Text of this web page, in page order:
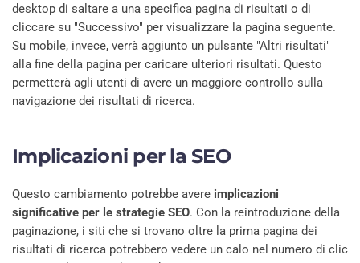
desktop di saltare a una specifica pagina di risultati o di
cliccare su "Successivo" per visualizzare la pagina seguente.
Su mobile, invece, verrà aggiunto un pulsante "Altri risultati"
alla fine della pagina per caricare ulteriori risultati. Questo
permetterà agli utenti di avere un maggiore controllo sulla
navigazione dei risultati di ricerca.
Implicazioni per la SEO
Questo cambiamento potrebbe avere implicazioni
significative per le strategie SEO. Con la reintroduzione della
paginazione, i siti che si trovano oltre la prima pagina dei
risultati di ricerca potrebbero vedere un calo nel numero di clic